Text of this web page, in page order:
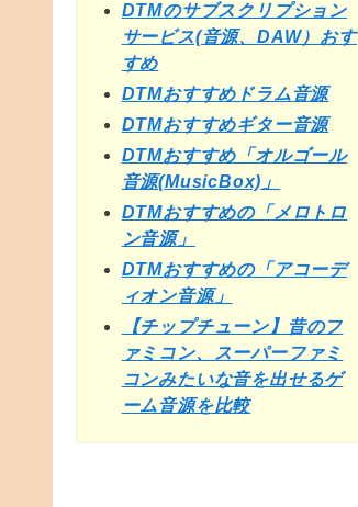
DTMのサブスクリプション
サービス(音源、DAW）おす
すめ
DTMおすすめドラム音源
DTMおすすめギター音源
DTMおすすめ「オルゴール
音源(MusicBox)」
DTMおすすめの「メロトロ
ン音源」
DTMおすすめの「アコーデ
ィオン音源」
【チップチューン】昔のフ
ァミコン、スーパーファミ
コンみたいな音を出せるゲ
ーム音源を比較